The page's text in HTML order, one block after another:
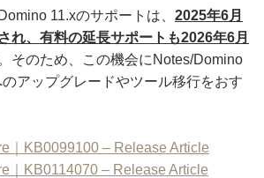
11.xのサポートは、 2025年6月
れ、有料の延長サポートも2026年6月
。そのため、この機会にNotes/Domino
アップグレードやツール移行をおす
｜KB0099100 – Release Article
｜KB0114070 – Release Article